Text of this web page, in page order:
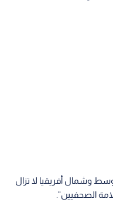
وشمال أفريقيا لا تزال
الصحفيين".